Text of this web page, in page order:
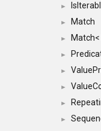
►
► Match
► Match<
►
►
►
►
►